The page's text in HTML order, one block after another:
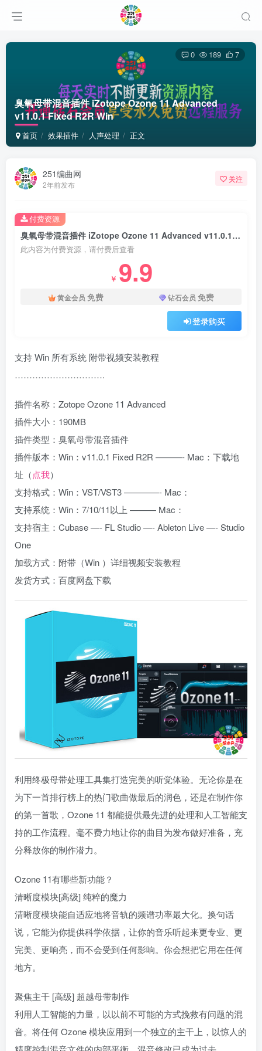
臭氧母带混音插件 iZotope Ozone 11 Advanced
v11.0.1 Fixed R2R Win
首页 效果插件 人声处理 正文
0 189 7
251编曲网
2年前发布
关注
臭氧母带混音插件 iZotope Ozone 11 Advanced v11.0.1 Fixed R2R Win
此内容为付费资源，请付费后查看
￥ 9.9
黄金会员 免费 钻石会员 免费
登录购买
付费资源
支持 Win 所有系统 附带视频安装教程
………………………….
插件名称：Zotope Ozone 11 Advanced
插件大小：190MB
插件类型：臭氧母带混音插件
插件版本：Win：v11.0.1 Fixed R2R ———- Mac：下载地
址（点我）
支持格式：Win：VST/VST3 ————- Mac：
支持系统：Win：7/10/11以上 ——— Mac：
支持宿主：Cubase —- FL Studio —- Ableton Live —- Studio
One
加载方式：附带（Win ）详细视频安装教程
发货方式：百度网盘下载
利用终极母带处理工具集打造完美的听觉体验。无论你是在
为下一首排行榜上的热门歌曲做最后的润色，还是在制作你
的第一首歌，Ozone 11 都能提供最先进的处理和人工智能支
持的工作流程。毫不费力地让你的曲目为发布做好准备，充
分释放你的制作潜力。
Ozone 11有哪些新功能？
清晰度模块[高级] 纯粹的魔力
清晰度模块能自适应地将音轨的频谱功率最大化。换句话
说，它能为你提供科学依据，让你的音乐听起来更专业、更
完美、更响亮，而不会受到任何影响。你会想把它用在任何
地方。
聚焦主干 [高级] 超越母带制作
利用人工智能的力量，以以前不可能的方式挽救有问题的混
音。将任何 Ozone 模块应用到一个独立的主干上，以惊人的